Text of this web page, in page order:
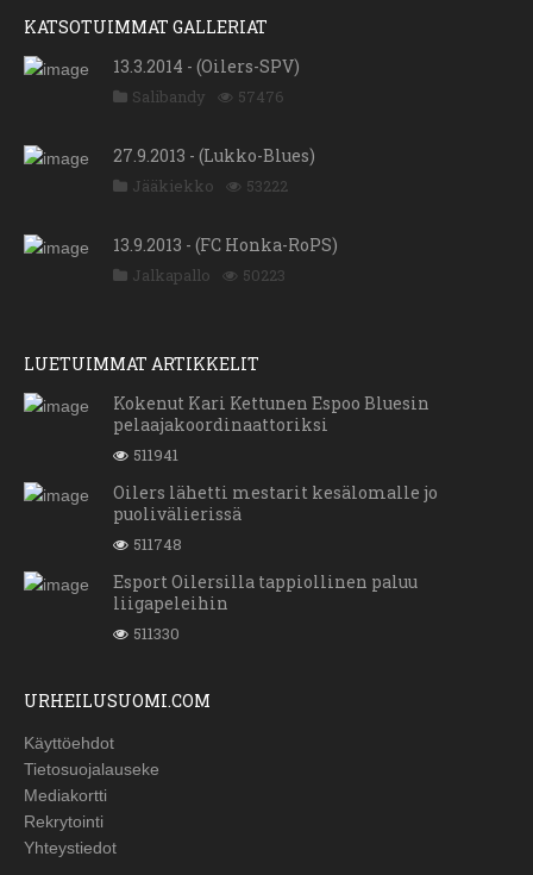
KATSOTUIMMAT GALLERIAT
13.3.2014 - (Oilers-SPV)
Salibandy 57476
27.9.2013 - (Lukko-Blues)
Jääkiekko 53222
13.9.2013 - (FC Honka-RoPS)
Jalkapallo 50223
LUETUIMMAT ARTIKKELIT
Kokenut Kari Kettunen Espoo Bluesin
pelaajakoordinaattoriksi
511941
Oilers lähetti mestarit kesälomalle jo
puolivälierissä
511748
Esport Oilersilla tappiollinen paluu
liigapeleihin
511330
URHEILUSUOMI.COM
Käyttöehdot
Tietosuojalauseke
Mediakortti
Rekrytointi
Yhteystiedot